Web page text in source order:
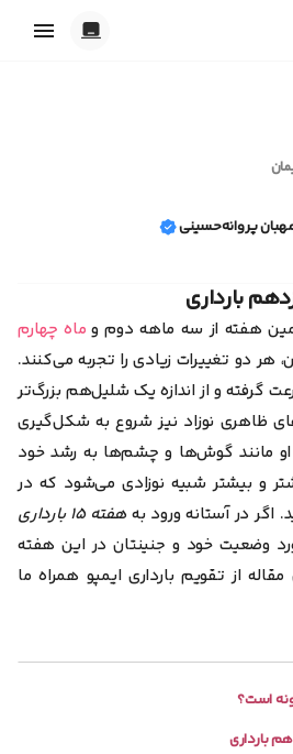
پروانه‌حسینی
بارداری
هفته از سه ماهه دوم و ماه چهارم
هر دو تغییرات زیادی را تجربه می‌کنند.
گرفته و از اندازه یک شلیل‌هم بزرگ‌تر
ظاهری نوزاد نیز شروع به شکل‌گیری
او مانند گوش‌ها و چشم‌ها به رشد خود
و بیشتر شبیه نوزادی می‌شود که در
اگر در آستانه ورود به هفته ۱۵ بارداری
وضعیت خود و جنینتان در این هفته
مقاله از تقویم بارداری ایمپو همراه ما
است؟
بارداری